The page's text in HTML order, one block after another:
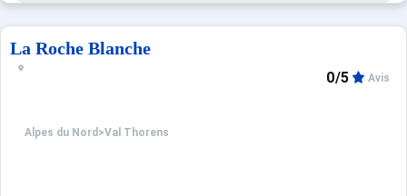
La Roche Blanche
Alpes du Nord >Val Thorens
0/5 Avis